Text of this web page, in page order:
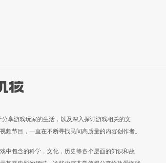
享游戏玩家的生活，以及深入探讨游戏相关的文
频节目，一直在不断寻找民间高质量的内容创作者。
中包含的科学，文化，历史等各个层面的知识和故